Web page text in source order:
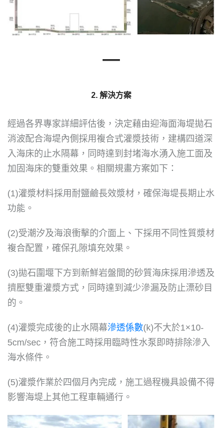
—
2. 解決方案
經過各界專家詳細評估後，決定藉由迎海面海堤拋石
消波配合海堤內側採用複合式灌漿技術，建構四道深
入海床的止水隔幕，同時達到封堵海水湧入施工面及
加固海床的雙重效果。相關規畫方案如下：
(1)灌漿材料採用耐鹽鹼長效漿材，確保海堤長期止水
功能。
(2)受潮汐及海浪衝擊的介面上、下採用不同性質漿材
複合配置，確保孔隙填充效果。
(3)拋石圍堰下方到新鮮岩盤間的砂質海床採用滲透及
擠壓雙重灌漿方式，同時達到減少滲漏及防止漂砂目
的。
(4)灌漿完成後的止水隔幕滲透係數(k)不大於1×10-
5cm/sec，符合施工時採用臨時性水泵即時排除滲入
海水條件。
(5)灌漿作業於四個月內完成，施工過程機具設備不得
影響海堤上其他工程車輛通行。